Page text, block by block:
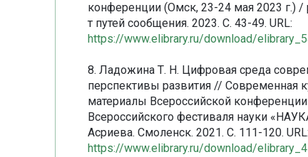
конференции (Омск, 23-24 мая 2023 г.)
т путей сообщения. 2023. С. 43-49. URL:
https://www.elibrary.ru/download/
8. Ладожина Т. Н. Цифровая среда
перспективы развития // Современная
материалы Всероссийской
Всероссийского фестиваля науки
Асриева. Смоленск. 2021. С. 111-120. URL:
https://www.elibrary.ru/download/